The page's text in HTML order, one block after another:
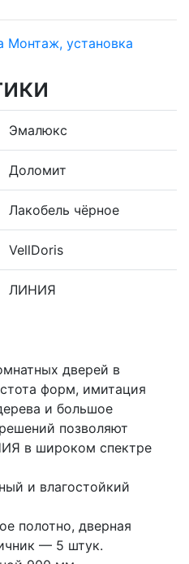
Монтаж, установка
Эмалюкс
Доломит
Лакобель чёрное
VellDoris
ЛИНИЯ
дверей в
форм, имитация
и большое
позволяют
в широком спектре
и влагостойкий
полотно, дверная
— 5 штук.